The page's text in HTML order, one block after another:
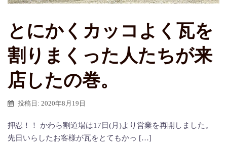
とにかくカッコよく瓦を
割りまくった人たちが来
店したの巻。
投稿日: 2020年8月19日
押忍！！ かわら割道場は17日(月)より営業を再開しました。
先日いらしたお客様が瓦をとてもかっ […]